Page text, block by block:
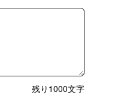
残り 1000文字